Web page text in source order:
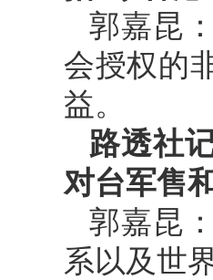
郭嘉昆
会授权的
益。
路透社
对台军售
郭嘉昆
系以及世